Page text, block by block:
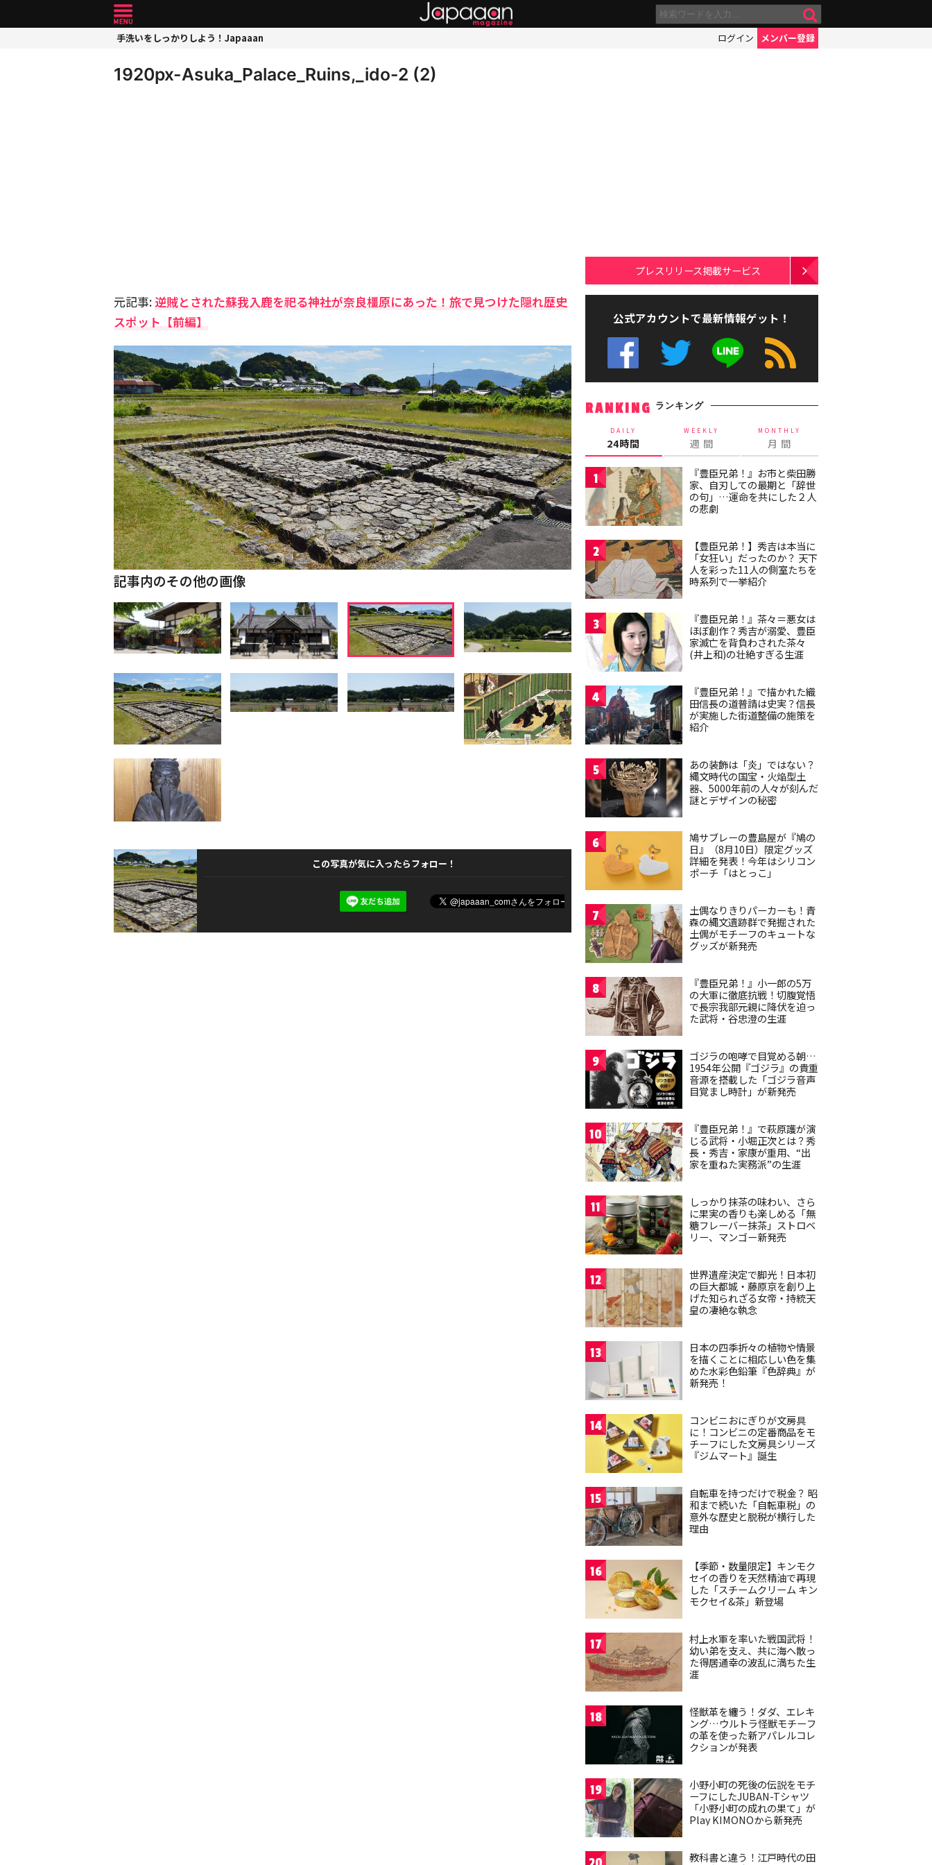
手洗いをしっかりしよう！Japaaan ログイン メンバー登録
1920px-Asuka_Palace_Ruins,_ido-2 (2)
元記事:逆賊とされた蘇我入鹿を祀る神社が奈良橿原にあった！旅で見つけた隠れ歴史
スポット【前編】
記事内のその他の画像
この写真が気に入ったらフォロー！
プレスリリース掲載サービス
公式アカウントで最新情報ゲット！
RANKING ランキング
DAILY
24時間
WEEKLY
週 間
MONTHLY
月 間
1
『豊臣兄弟！』お市と柴田勝
家、自刃しての最期と「辞世
の句」…運命を共にした２人
の悲劇
2
【豊臣兄弟！】秀吉は本当に
「女狂い」だったのか？ 天下
人を彩った11人の側室たちを
時系列で一挙紹介
3
『豊臣兄弟！』茶々＝悪女は
ほぼ創作？秀吉が溺愛、豊臣
家滅亡を背負わされた茶々
(井上和)の壮絶すぎる生涯
4
『豊臣兄弟！』で描かれた織
田信長の道普請は史実？信長
が実施した街道整備の施策を
紹介
5
あの装飾は「炎」ではない？
縄文時代の国宝・火焔型土
器、5000年前の人々が刻んだ
謎とデザインの秘密
6
鳩サブレーの豊島屋が『鳩の
日』（8月10日）限定グッズ
詳細を発表！今年はシリコン
ポーチ「はとっこ」
7
土偶なりきりパーカーも！青
森の縄文遺跡群で発掘された
土偶がモチーフのキュートな
グッズが新発売
8
『豊臣兄弟！』小一郎の5万
の大軍に徹底抗戦！切腹覚悟
で長宗我部元親に降伏を迫っ
た武将・谷忠澄の生涯
9
ゴジラの咆哮で目覚める朝…
1954年公開『ゴジラ』の貴重
音源を搭載した「ゴジラ音声
目覚まし時計」が新発売
10
『豊臣兄弟！』で萩原護が演
じる武将・小堀正次とは？秀
長・秀吉・家康が重用、“出
家を重ねた実務派”の生涯
11
しっかり抹茶の味わい、さら
に果実の香りも楽しめる「無
糖フレーバー抹茶」ストロベ
リー、マンゴー新発売
12
世界遺産決定で脚光！日本初
の巨大都城・藤原京を創り上
げた知られざる女帝・持統天
皇の凄絶な執念
13
日本の四季折々の植物や情景
を描くことに相応しい色を集
めた水彩色鉛筆『色辞典』が
新発売！
14
コンビニおにぎりが文房具
に！コンビニの定番商品をモ
チーフにした文房具シリーズ
『ジムマート』誕生
15
自転車を持つだけで税金？ 昭
和まで続いた「自転車税」の
意外な歴史と脱税が横行した
理由
16
【季節・数量限定】キンモク
セイの香りを天然精油で再現
した「スチームクリーム キン
モクセイ&茶」新登場
17
村上水軍を率いた戦国武将！
幼い弟を支え、共に海へ散っ
た得居通幸の波乱に満ちた生
涯
18
怪獣革を纏う！ダダ、エレキ
ング…ウルトラ怪獣モチーフ
の革を使った新アパレルコレ
クションが発表
19
小野小町の死後の伝説をモチ
ーフにしたJUBAN-Tシャツ
「小野小町の成れの果て」が
Play KIMONOから新発売
教科書と違う！江戸時代の田